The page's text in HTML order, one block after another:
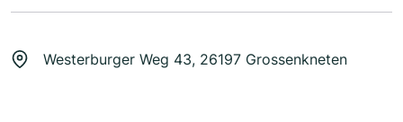
Westerburger Weg 43, 26197 Grossenkneten